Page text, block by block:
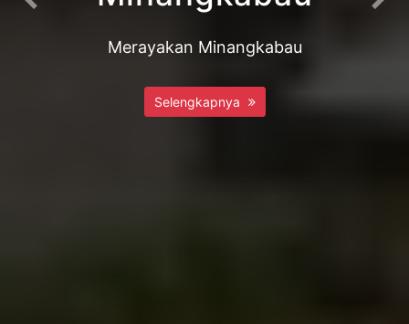
Merayakan Minangkabau
Selengkapnya
Previous Next